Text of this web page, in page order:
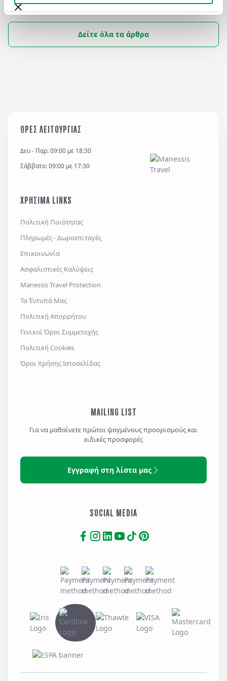
επισκέπτες αφού εκτός από τις ομορφιές
των περιοχών αυτών, έχουν και έναν ακόμα
λόγο να τις επισκεφτούν.
Δείτε όλα τα άρθρα
ΩΡΕΣ ΛΕΙΤΟΥΡΓΙΑΣ
Δευ - Παρ: 09:00 με 18:30
Σάββατο: 09:00 με 17:30
ΧΡΗΣΙΜΑ LINKS
Πολιτική Ποιότητας
Πληρωμές - Δωροεπιταγές
Επικοινωνία
Ασφαλιστικές Καλύψεις
Manessis Travel Protection
Τα Έντυπά Μας
Πολιτική Απορρήτου
Γενικοί Όροι Συμμετοχής
Πολιτική Cookies
Όροι Χρήσης Ιστοσελίδας
MAILING LIST
Για να μαθαίνετε πρώτοι ψαγμένους προορισμούς και
ειδικές προσφορές
Εγγραφή στη λίστα μας
SOCIAL MEDIA